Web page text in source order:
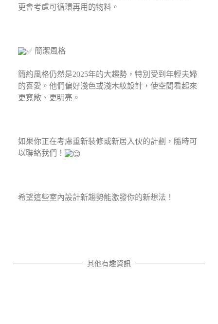
更會考慮可循環再用的物料。⁣
簡潔風格⁣
簡約風格仍然是2025年的大趨勢，特別受到年輕夫婦
的喜愛。他們偏好淺色或淺木紋設計，使空間看起來
更寬敞、更明亮。⁣
如果你正在考慮重新裝修或新居入伙的計劃，隨時可
以聯絡我們！
希望這些室內設計新趨勢能激發你的新想法！⁣
其他有趣資訊